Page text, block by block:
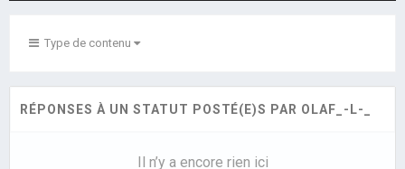
Type de contenu
RÉPONSES À UN STATUT POSTÉ(E)S PAR OLAF_-L-_
Il n’y a encore rien ici